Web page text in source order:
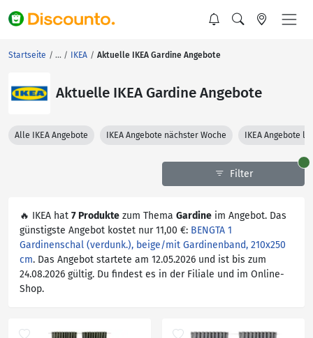
Startseite IKEA Aktuelle IKEA Gardine Angebote
Aktuelle IKEA Gardine Angebote
Alle IKEA Angebote IKEA Angebote nächster Woche IKEA Angebote
Filter
🔥 IKEA hat 7 Produkte zum Thema Gardine im Angebot. Das
günstigste Angebot kostet nur 11,00 €: BENGTA 1
Gardinenschal (verdunk.), beige/mit Gardinenband, 210x250
cm. Das Angebot startete am 12.05.2026 und ist bis zum
24.08.2026 gültig. Du findest es in der Filiale und im Online-
Shop.